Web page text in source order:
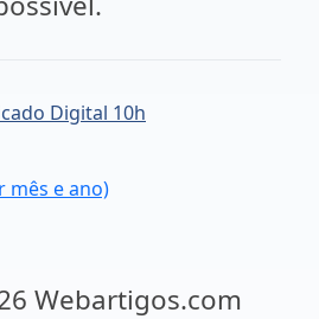
Digital 10h
mês e ano)
Webartigos.com